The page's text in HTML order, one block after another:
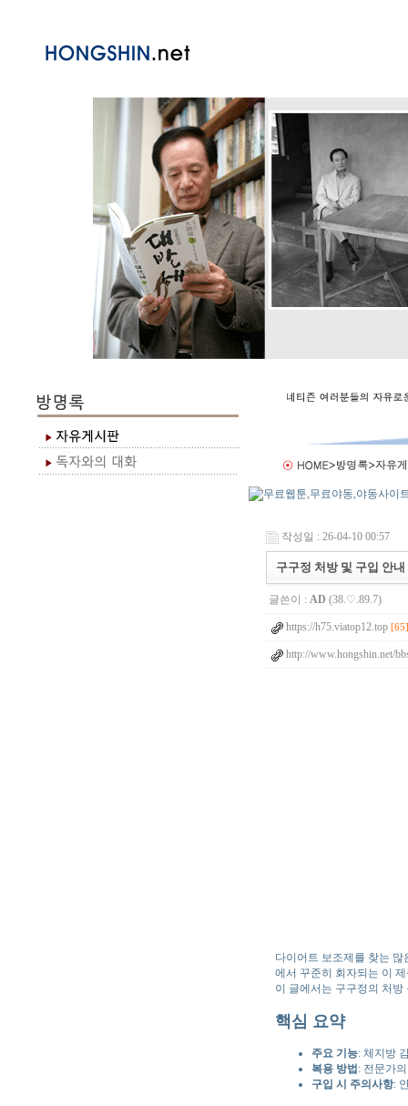
작성일 : 26-04-10 00:57
구구정 처방 및 구입 안
글쓴이 : AD (38.♡.89.7)
https://h75.viatop12.top [65]
http://www.hongshin.net/
다이어트 보조제를 찾는
에서 꾸준히 회자되는 이
이 글에서는 구구정의 처
핵심 요약
주요 기능: 체지방
복용 방법: 전문가
구입 시 주의사항: